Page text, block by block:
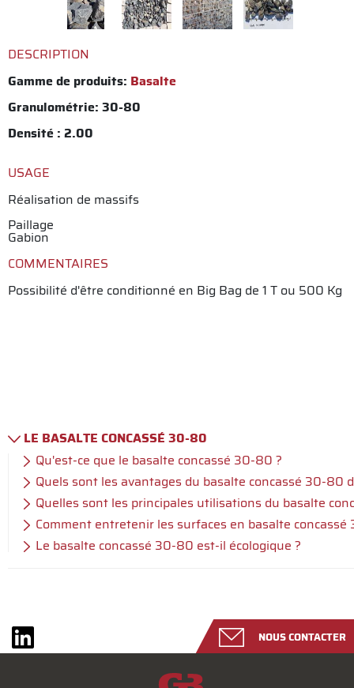
DESCRIPTION
Gamme de produits: Basalte
Granulométrie: 30-80
Densité : 2.00
USAGE
Réalisation de massifs
Paillage
Gabion
COMMENTAIRES
Possibilité d'être conditionné en Big Bag de 1 T ou 500 Kg
LE BASALTE CONCASSÉ 30-80
Qu'est-ce que le basalte concassé 30-80 ?
Quels sont les avantages du basalte concassé 30-80
Quelles sont les principales utilisations du basalte
Comment entretenir les surfaces en basalte
Le basalte concassé 30-80 est-il écologique ?
NOUS CONTACTER